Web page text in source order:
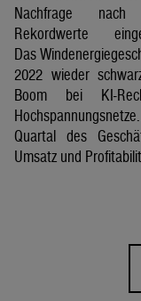
Nachfrage nach
Rekordwerte
Das
2022 wieder
Boom bei KI-
Quartal des
Umsatz und